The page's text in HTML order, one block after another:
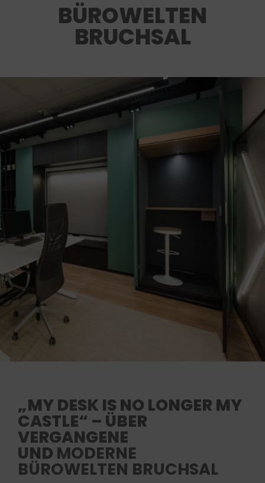
BÜROWELTEN
BRUCHSAL
„MY DESK IS NO LONGER MY
CASTLE“ – ÜBER
VERGANGENE
UND MODERNE
BÜROWELTEN BRUCHSAL